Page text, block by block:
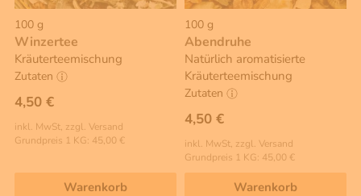
100 g
Winzertee
Kräuterteemischung
Zutaten
4,50 €
inkl. MwSt, zzgl. Versand
Grundpreis 1 KG: 45,00 €
Warenkorb
100 g
Abendruhe
Natürlich aromatisierte
Kräuterteemischung
Zutaten
4,50 €
inkl. MwSt, zzgl. Versand
Grundpreis 1 KG: 45,00 €
Warenkorb